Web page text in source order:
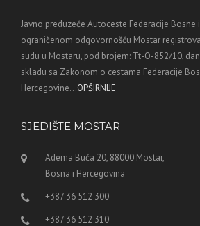
Javno preduzeće Autoceste Federacije Bosne
ograničenom odgovornošću Mostar
sudu u Mostaru, pod brojem: Tt-O-852/10,
skladu sa Zakonom o cestama Federacije
Hercegovine...OPŠIRNIJE
SJEDIŠTE MOSTAR
Adema Buća 20, 88000 Mostar,
Bosna i Hercegovina
+387 36 512 300
+387 36 512 310